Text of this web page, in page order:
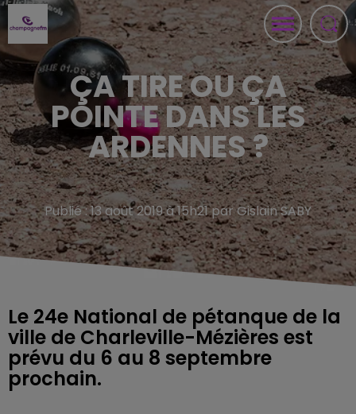
ÇA TIRE OU ÇA
POINTE DANS LES
ARDENNES ?
Publié : 13 août 2019 à 15h21 par Gislain SABY
Le 24e National de pétanque de la
ville de Charleville-Mézières est
prévu du 6 au 8 septembre
prochain.